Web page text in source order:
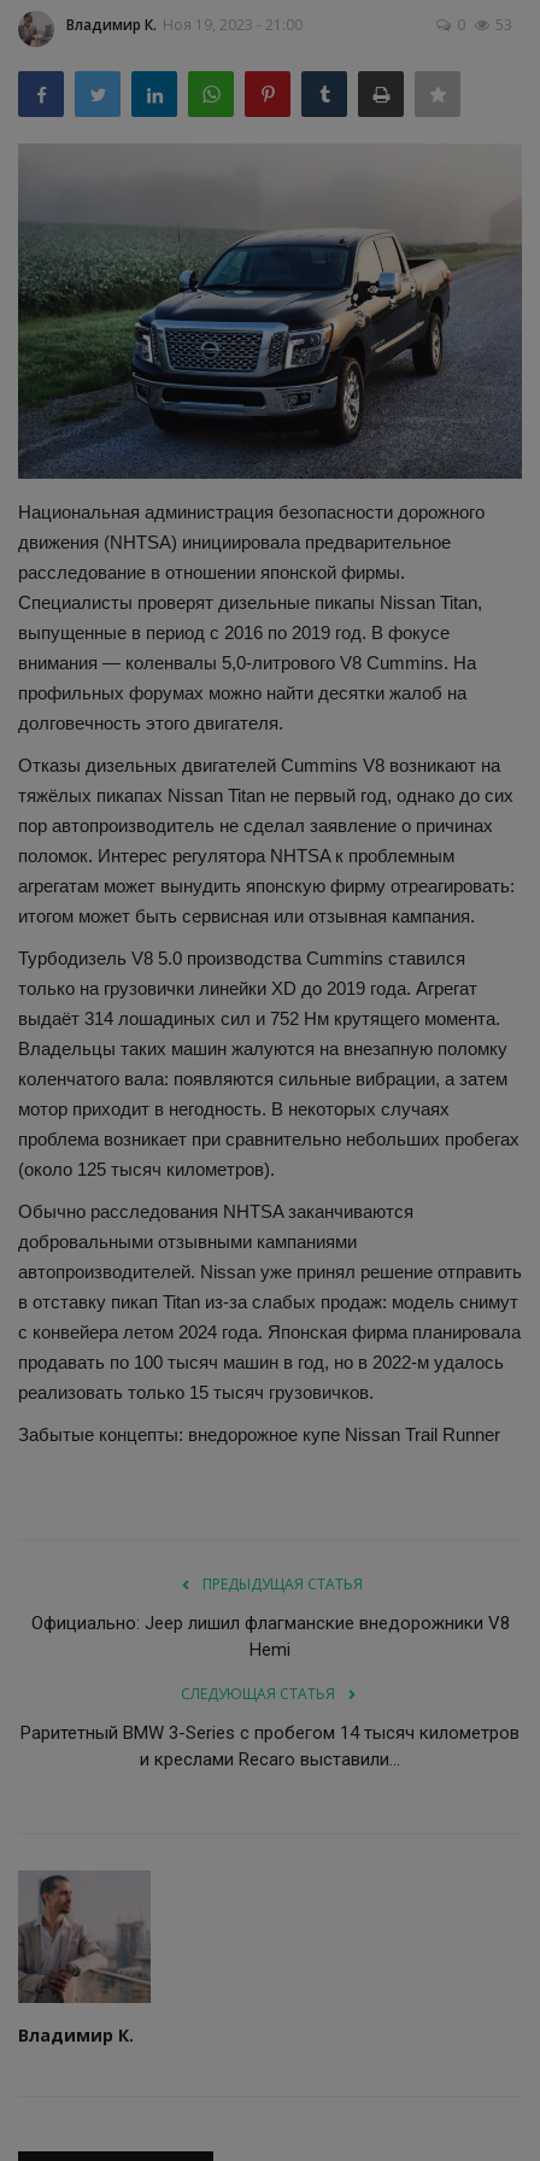
Здоровье
Наука и открытия
Владимир К. Ноя 19, 2023 - 21:00 0 53
Национальная администрация безопасности дорожного
движения (NHTSA) инициировала предварительное
расследование в отношении японской фирмы.
Специалисты проверят дизельные пикапы Nissan Titan,
выпущенные в период с 2016 по 2019 год. В фокусе
внимания — коленвалы 5,0-литрового V8 Cummins. На
профильных форумах можно найти десятки жалоб на
долговечность этого двигателя.
Отказы дизельных двигателей Cummins V8 возникают на
тяжёлых пикапах Nissan Titan не первый год, однако до сих
пор автопроизводитель не сделал заявление о причинах
поломок. Интерес регулятора NHTSA к проблемным
агрегатам может вынудить японскую фирму отреагировать:
итогом может быть сервисная или отзывная кампания.
Турбодизель V8 5.0 производства Cummins ставился
только на грузовички линейки XD до 2019 года. Агрегат
выдаёт 314 лошадиных сил и 752 Нм крутящего момента.
Владельцы таких машин жалуются на внезапную поломку
коленчатого вала: появляются сильные вибрации, а затем
мотор приходит в негодность. В некоторых случаях
проблема возникает при сравнительно небольших пробегах
(около 125 тысяч километров).
Обычно расследования NHTSA заканчиваются
добровальными отзывными кампаниями
автопроизводителей. Nissan уже принял решение отправить
в отставку пикап Titan из-за слабых продаж: модель снимут
с конвейера летом 2024 года. Японская фирма планировала
продавать по 100 тысяч машин в год, но в 2022-м удалось
реализовать только 15 тысяч грузовичков.
Забытые концепты: внедорожное купе Nissan Trail Runner
ПРЕДЫДУЩАЯ СТАТЬЯ
Официально: Jeep лишил флагманские внедорожники V8
Hemi
СЛЕДУЮЩАЯ СТАТЬЯ
Раритетный BMW 3-Series с пробегом 14 тысяч километров
и креслами Recaro выставили...
Владимир К.